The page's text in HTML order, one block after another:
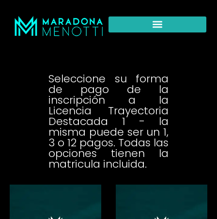
Seleccione su forma
de pago de la
inscripción a la
Licencia Trayectoria
Destacada 1 - la
misma puede ser un 1,
3 o 12 pagos. Todas las
opciones tienen la
matricula incluida.